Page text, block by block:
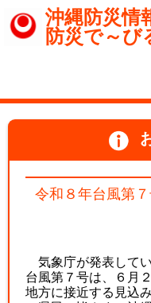
沖縄防災情
防災で～び
令和８年台風第
気象庁が発表して
台風第７号は、６月
地方に接近する見込み